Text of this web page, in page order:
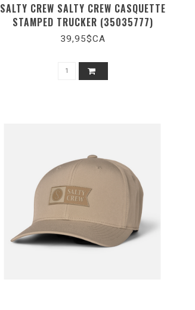
SALTY CREW SALTY CREW CASQUETTE
STAMPED TRUCKER (35035777)
39,95$CA